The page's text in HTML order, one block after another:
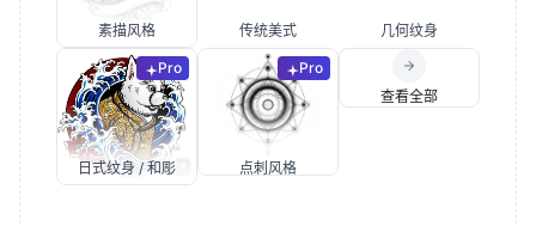
素描风格 传统美式 几何纹身
Pro
日式纹身 / 和彫
Pro
点刺风格
查看全部